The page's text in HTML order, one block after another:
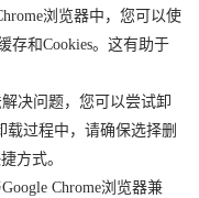
浏览器中，您可以使
存和Cookies。这有助于
决问题，您可以尝试卸
载过程中，请确保选择删
方式。
Chrome浏览器兼